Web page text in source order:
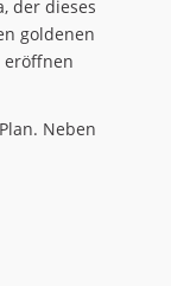
der dieses
goldenen
eröffnen
Neben